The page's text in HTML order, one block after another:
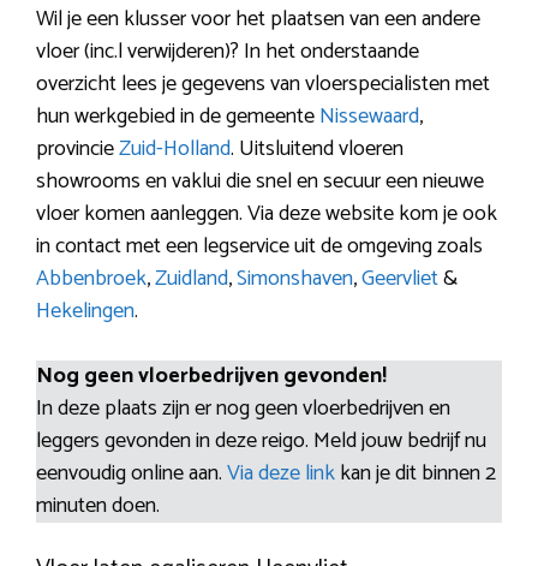
Wil je een klusser voor het plaatsen van een andere
vloer (inc.l verwijderen)? In het onderstaande
overzicht lees je gegevens van vloerspecialisten met
hun werkgebied in de gemeenteNissewaard,
provincieZuid-Holland. Uitsluitend vloeren
showrooms en vaklui die snel en secuur een nieuwe
vloer komen aanleggen. Via deze website kom je ook
in contact met een legservice uit de omgeving zoals
Abbenbroek,Zuidland,Simonshaven,Geervliet&
Hekelingen.
Nog geen vloerbedrijven gevonden!
In deze plaats zijn er nog geen vloerbedrijven en
leggers gevonden in deze reigo. Meld jouw bedrijf nu
eenvoudig online aan.Via deze linkkan je dit binnen 2
minuten doen.